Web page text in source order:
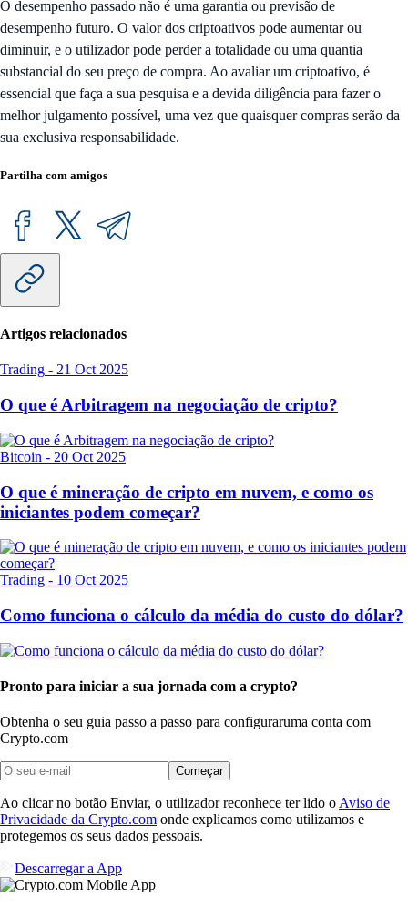
O desempenho passado não é uma garantia ou previsão de
desempenho futuro. O valor dos criptoativos pode aumentar ou
diminuir, e o utilizador pode perder a totalidade ou uma quantia
substancial do seu preço de compra. Ao avaliar um criptoativo, é
essencial que faça a sua pesquisa e a devida diligência para fazer o
melhor julgamento possível, uma vez que quaisquer compras serão da
sua exclusiva responsabilidade.
Partilha com amigos
Artigos relacionados
Trading - 21 Oct 2025
O que é Arbitragem na negociação de cripto?
Bitcoin - 20 Oct 2025
O que é mineração de cripto em nuvem, e como os
iniciantes podem começar?
Trading - 10 Oct 2025
Como funciona o cálculo da média do custo do dólar?
Pronto para iniciar a sua jornada com a crypto?
Obtenha o seu guia passo a passo para configuraruma conta com
Crypto.com
Começar
Ao clicar no botão Enviar, o utilizador reconhece ter lido o Aviso de
Privacidade da Crypto.com onde explicamos como utilizamos e
protegemos os seus dados pessoais.
Descarregar a App